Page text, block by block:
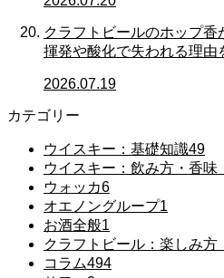
クラフトビールのホップ
揮発や酸化で失われる理由
2026.07.19
カテゴリー
ウイスキー：基礎知識49
ウイスキー：飲み方・香味
ウォッカ6
オエノングループ1
お酒全般1
クラフトビール：楽しみ方
コラム494